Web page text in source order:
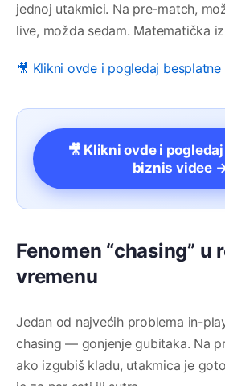
jednoj utakmici. Na pre-match,
live, možda sedam. Matematička
🎥 Klikni ovde i pogledaj
🎥 Klikni ovde i
biznis videe
Fenomen “chasing” u
vremenu
Jedan od najvećih problema in-
chasing — gonjenje gubitaka. Na
ako izgubiš kladu, utakmica je